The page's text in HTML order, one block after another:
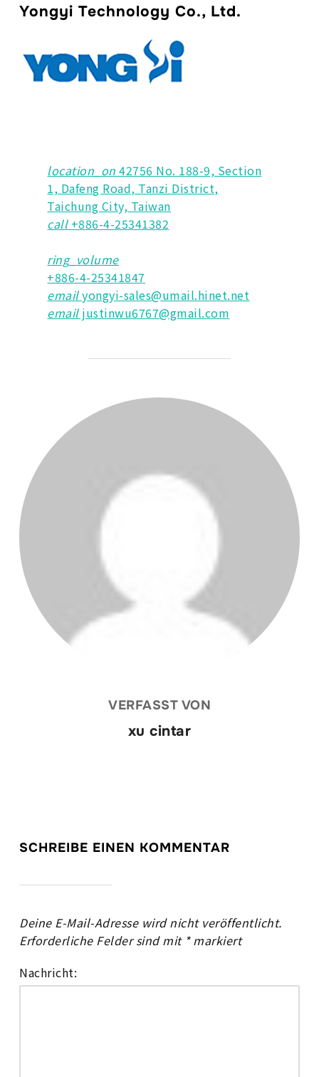
Yongyi Technology Co., Ltd.
location_on 42756 No. 188-9, Section
1, Dafeng Road, Tanzi District,
Taichung City, Taiwan
call+886-4-25341382
ring_volume
+886-4-25341847
emailyongyi-sales@umail.hinet.net
emailjustinwu6767@gmail.com
BEITRAGSAUTOR
VERFASST VON
xu cintar
SCHREIBE EINEN KOMMENTAR
Deine E-Mail-Adresse wird nicht veröffentlicht.
Erforderliche Felder sind mit *markiert
Nachricht: